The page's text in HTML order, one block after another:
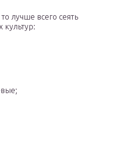
лучше всего сеять
культур: